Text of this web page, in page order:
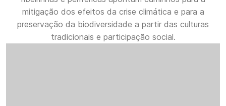
mitigação dos efeitos da crise climática e para a
preservação da biodiversidade a partir das culturas
tradicionais e participação social.